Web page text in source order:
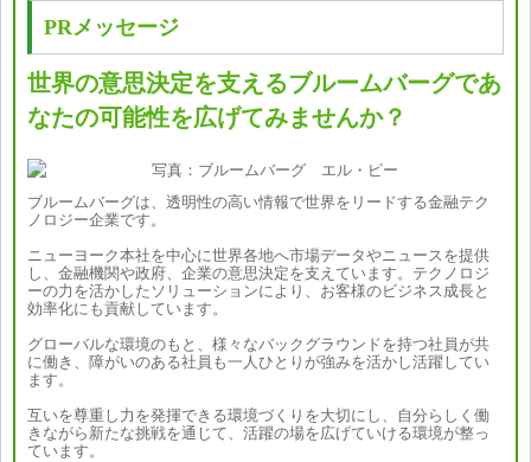
PRメッセージ
世界の意思決定を支えるブルームバーグであ
なたの可能性を広げてみませんか？
ブルームバーグは、透明性の高い情報で世界をリードする金融テク
ノロジー企業です。
ニューヨーク本社を中心に世界各地へ市場データやニュースを提供
し、金融機関や政府、企業の意思決定を支えています。テクノロジ
ーの力を活かしたソリューションにより、お客様のビジネス成長と
効率化にも貢献しています。
グローバルな環境のもと、様々なバックグラウンドを持つ社員が共
に働き、障がいのある社員も一人ひとりが強みを活かし活躍してい
ます。
互いを尊重し力を発揮できる環境づくりを大切にし、自分らしく働
きながら新たな挑戦を通じて、活躍の場を広げていける環境が整っ
ています。